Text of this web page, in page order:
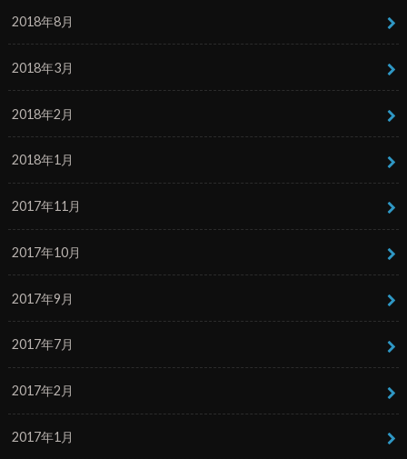
2018年8月
2018年3月
2018年2月
2018年1月
2017年11月
2017年10月
2017年9月
2017年7月
2017年2月
2017年1月